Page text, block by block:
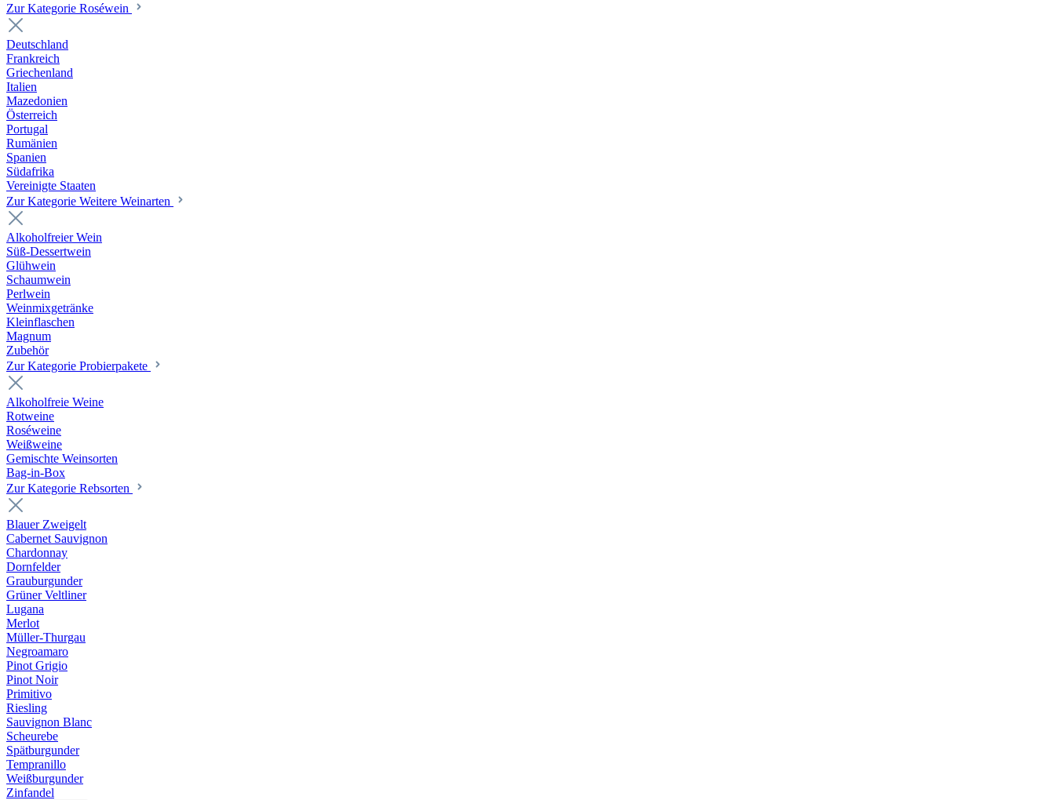
Zur Kategorie Roséwein
Deutschland
Frankreich
Griechenland
Italien
Mazedonien
Österreich
Portugal
Rumänien
Spanien
Südafrika
Vereinigte Staaten
Zur Kategorie Weitere Weinarten
Alkoholfreier Wein
Süß-Dessertwein
Glühwein
Schaumwein
Perlwein
Weinmixgetränke
Kleinflaschen
Magnum
Zubehör
Zur Kategorie Probierpakete
Alkoholfreie Weine
Rotweine
Roséweine
Weißweine
Gemischte Weinsorten
Bag-in-Box
Zur Kategorie Rebsorten
Blauer Zweigelt
Cabernet Sauvignon
Chardonnay
Dornfelder
Grauburgunder
Grüner Veltliner
Lugana
Merlot
Müller-Thurgau
Negroamaro
Pinot Grigio
Pinot Noir
Primitivo
Riesling
Sauvignon Blanc
Scheurebe
Spätburgunder
Tempranillo
Weißburgunder
Zinfandel